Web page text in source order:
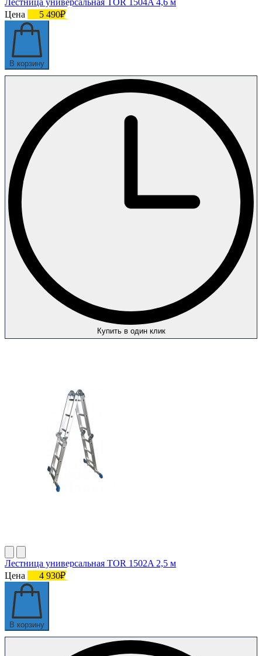
Лестница универсальная TOR 1504A 4,6 м
Цена
5 490₽
В корзину
Купить в один клик
Лестница универсальная TOR 1502A 2,5 м
Цена
4 930₽
В корзину